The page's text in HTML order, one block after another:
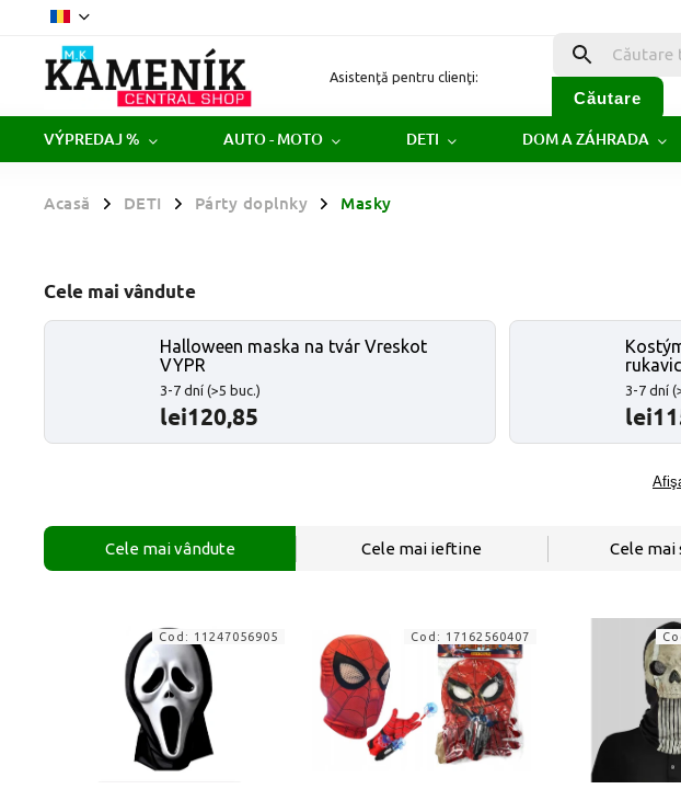
Asistenţă pentru clienţi:
Căutare
VÝPREDAJ % AUTO - MOTO DETI DOM A ZÁHRADA
Acasă / DETI / Párty doplnky / Masky
Cele mai vândute
Halloween maska na tvár Vreskot
VYPR
3-7 dní (>5 buc.)
lei120,85
3-7 dní
Cele mai vândute Cele mai ieftine Cele mai
Cod: 11247056905 Cod: 17162560407